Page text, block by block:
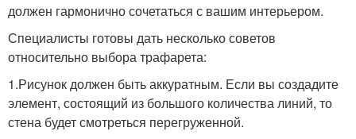
должен гармонично сочетаться с вашим интерьером.
Специалисты готовы дать несколько советов
относительно выбора трафарета:
1.Рисунок должен быть аккуратным. Если вы создадите
элемент, состоящий из большого количества линий, то
стена будет смотреться перегруженной.